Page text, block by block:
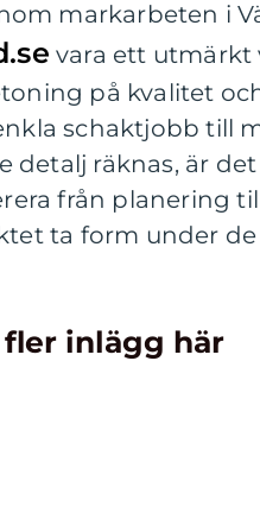
markarbeten i
vara ett utmärkt
på kvalitet
schaktjobb till
detalj räknas, är
från planering
ta form under de
fler inlägg här